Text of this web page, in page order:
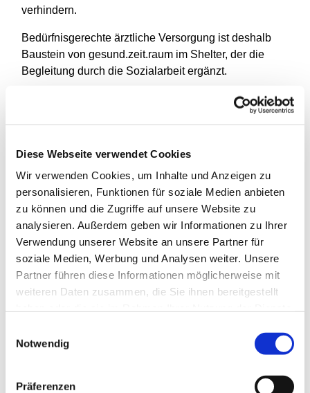
Diese Webseite verwendet Cookies
Wir verwenden Cookies, um Inhalte und Anzeigen zu
personalisieren, Funktionen für soziale Medien anbieten
zu können und die Zugriffe auf unsere Website zu
analysieren. Außerdem geben wir Informationen zu Ihrer
Verwendung unserer Website an unsere Partner für
soziale Medien, Werbung und Analysen weiter. Unsere
Partner führen diese Informationen möglicherweise mit
weiteren Daten zusammen, die Sie ihnen bereitgestellt
Notwendig
Präferenzen
verhindern.
Bedürfnisgerechte ärztliche Versorgung ist deshalb
Baustein von gesund.zeit.raum im Shelter, der die
Begleitung durch die Sozialarbeit ergänzt.
Die Medizinische Sprechstunde für arme und
wohnungslose Menschen findet jeden Mittwoch von
Neanderkirche statt.
Kontakt über die Tagesstätte Shelter, Liefergasse 3,
Telefon 0211 58 68 78 80
Projektleitung gesund.zeit.raum Kai Lingenfelder,
Fachberatungsstelle Horizont, Neusser Straße 37,
Telefon 0211 3006430